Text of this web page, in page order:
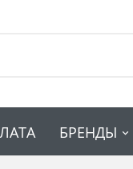
БРЕНДЫ